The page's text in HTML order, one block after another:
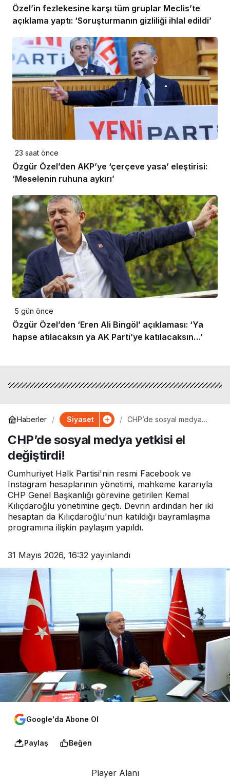
Özel’in fezlekesine karşı tüm gruplar Meclis’te
açıklama yaptı: ‘Soruşturmanın gizliliği ihlal edildi’
23 saat önce
Özgür Özel’den AKP’ye ‘çerçeve yasa’ eleştirisi:
‘Meselenin ruhuna aykırı’
5 gün önce
Özgür Özel’den ‘Eren Ali Bingöl’ açıklaması: ‘Ya
hapse atılacaksın ya AK Parti’ye katılacaksın…’
Haberler Siyaset
CHP’de sosyal medya
CHP’de sosyal medya yetkisi el
değiştirdi!
Cumhuriyet Halk Partisi'nin resmi Facebook ve
Instagram hesaplarının yönetimi, mahkeme kararıyla
CHP Genel Başkanlığı görevine getirilen Kemal
Kılıçdaroğlu yönetimine geçti. Devrin ardından her iki
hesaptan da Kılıçdaroğlu'nun katıldığı bayramlaşma
programına ilişkin paylaşım yapıldı.
31 Mayıs 2026, 16:32 yayınlandı
Google'da Abone Ol
Paylaş Beğen
Player Alanı